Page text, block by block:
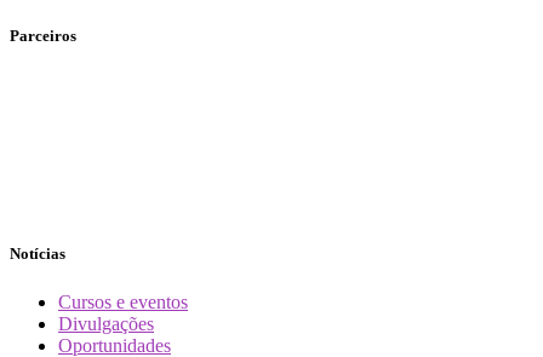
Parceiros
Notícias
Cursos e eventos
Divulgações
Oportunidades